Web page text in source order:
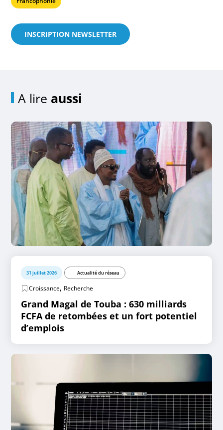
INSCRIPTION NEWSLETTER
A lire aussi
31 juillet 2026 Actualité du réseau
Croissance, Recherche
Grand Magal de Touba : 630 milliards
FCFA de retombées et un fort potentiel
d’emplois